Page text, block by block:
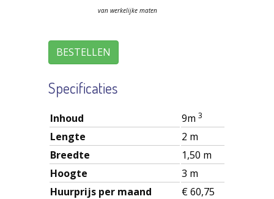
van werkelijke maten
BESTELLEN
Specificaties
Inhoud 9m 3
Lengte
2 m
Breedte
1,50 m
Hoogte
3 m
Huurprijs per maand
€ 60,75